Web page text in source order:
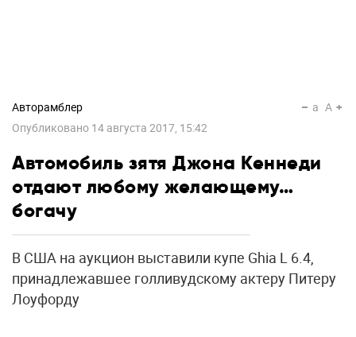
Авторамблер
Опубликовано 14 августа 2017, 15:42
a A
Автомобиль зятя Джона Кеннеди
отдают любому желающему…
богачу
В США на аукцион выставили купе Ghia L 6.4,
принадлежавшее голливудскому актеру Питеру
Лоуфорду